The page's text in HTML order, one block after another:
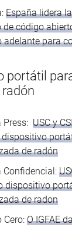
España lidera
código
adelante para
portátil
USC y
de radón
dispositivo
de radon
Cero: O IGFAE